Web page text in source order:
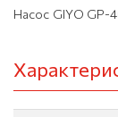
Насос GIYO GP-